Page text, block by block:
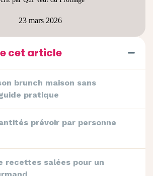
23 mars 2026
cet article
brunch maison sans
pratique
prévoir par personne
recettes salées pour un